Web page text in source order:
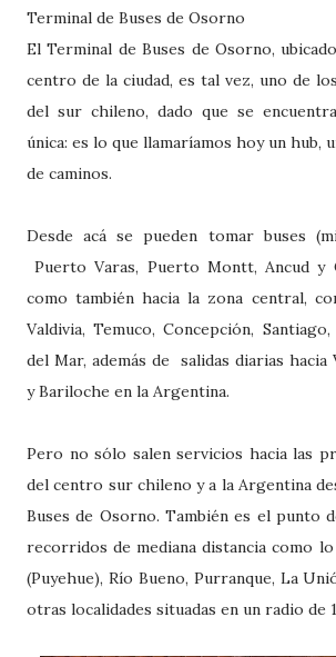
Terminal de Buses de Osorno
El Terminal de Buses de Osorno,
centro de la ciudad, es tal vez, uno de
del sur chileno, dado que se
única: es lo que llamaríamos hoy un hub,
de caminos.
Desde acá se pueden tomar buses
Puerto Varas, Puerto Montt, Ancud y
como también hacia la zona central,
Valdivia, Temuco, Concepción,
del Mar, además de salidas diarias
y Bariloche en la Argentina.
Pero no sólo salen servicios hacia las
del centro sur chileno y a la Argentina
Buses de Osorno. También es el punto
recorridos de mediana distancia como
(Puyehue), Río Bueno, Purranque, La
otras localidades situadas en un radio de